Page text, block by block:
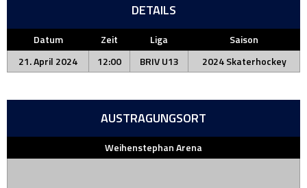
DETAILS
Datum Zeit Liga
Saison
21. April 2024
12:00 BRIV U13 2024 Skaterhockey
AUSTRAGUNGSORT
Weihenstephan Arena